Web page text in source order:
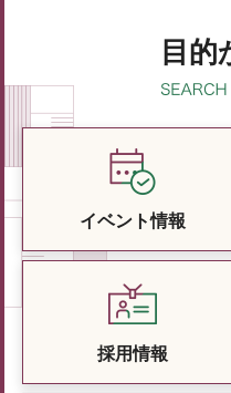
目的
イベント情報
採用情報